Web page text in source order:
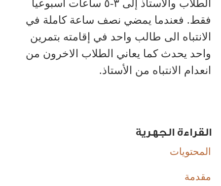
الطلاب والأستاذ إلى ٣-٥ ساعات أسبوعيا
فقط. فعندما يمضي نصف ساعة كاملة في
الانتباه الى طالب واحد في إقامته بتمرين
واحد يحدث كما يعاني الطلاب الاخرون من
انعدام الانتباه من الأستاذ.
القراءة الجهرية
المحتويات
مقدمة